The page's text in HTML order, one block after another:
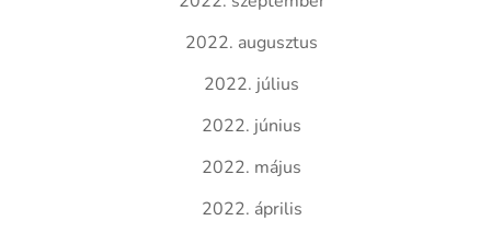
2022. augusztus
2022. július
2022. június
2022. május
2022. április